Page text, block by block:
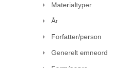
Materialtyper
År
Forfatter/person
Generelt emneord